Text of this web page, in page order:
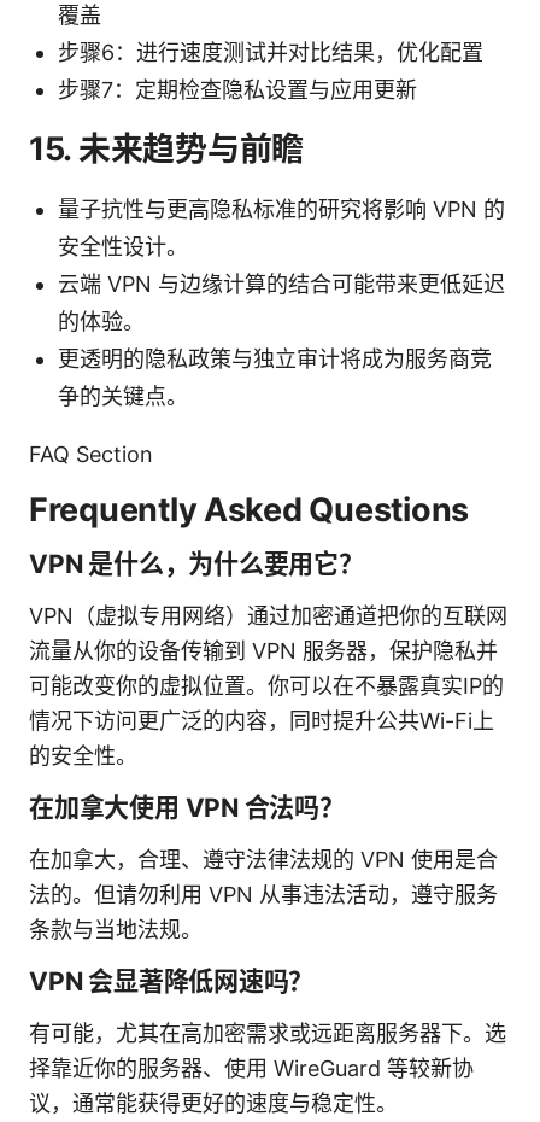
覆盖
步骤6：进行速度测试并对比结果，优化配置
步骤7：定期检查隐私设置与应用更新
15. 未来趋势与前瞻
量子抗性与更高隐私标准的研究将影响 VPN 的
安全性设计。
云端 VPN 与边缘计算的结合可能带来更低延迟
的体验。
更透明的隐私政策与独立审计将成为服务商竞
争的关键点。
FAQ Section
Frequently Asked Questions
VPN 是什么，为什么要用它？
VPN（虚拟专用网络）通过加密通道把你的互联网
流量从你的设备传输到 VPN 服务器，保护隐私并
可能改变你的虚拟位置。你可以在不暴露真实IP的
情况下访问更广泛的内容，同时提升公共Wi-Fi上
的安全性。
在加拿大使用 VPN 合法吗？
在加拿大，合理、遵守法律法规的 VPN 使用是合
法的。但请勿利用 VPN 从事违法活动，遵守服务
条款与当地法规。
VPN 会显著降低网速吗？
有可能，尤其在高加密需求或远距离服务器下。选
择靠近你的服务器、使用 WireGuard 等较新协
议，通常能获得更好的速度与稳定性。